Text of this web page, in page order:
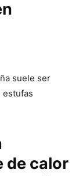
suele ser
estufas
de calor